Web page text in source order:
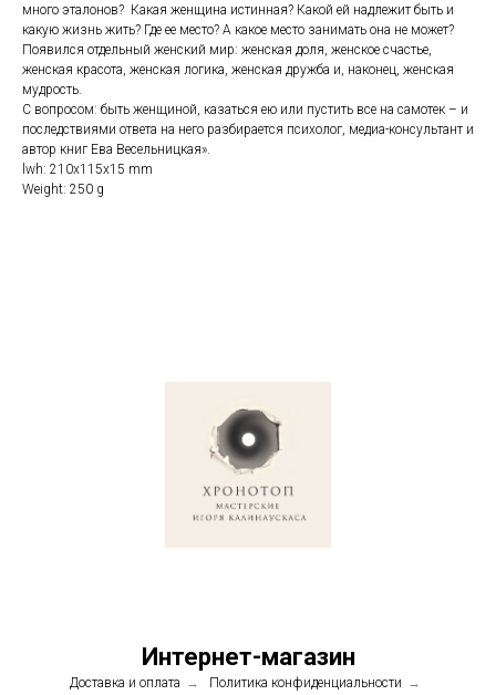
много эталонов? Какая женщина истинная? Какой ей надлежит быть и
какую жизнь жить? Где ее место? А какое место занимать она не может?
Появился отдельный женский мир: женская доля, женское счастье,
женская красота, женская логика, женская дружба и, наконец, женская
мудрость.
С вопросом: быть женщиной, казаться ею или пустить все на самотек – и
последствиями ответа на него разбирается психолог, медиа-консультант и
автор книг Ева Весельницкая».
lwh: 210x115x15 mm
Weight: 250 g
Интернет-магазин
Доставка и оплата → Политика конфиденциальности →